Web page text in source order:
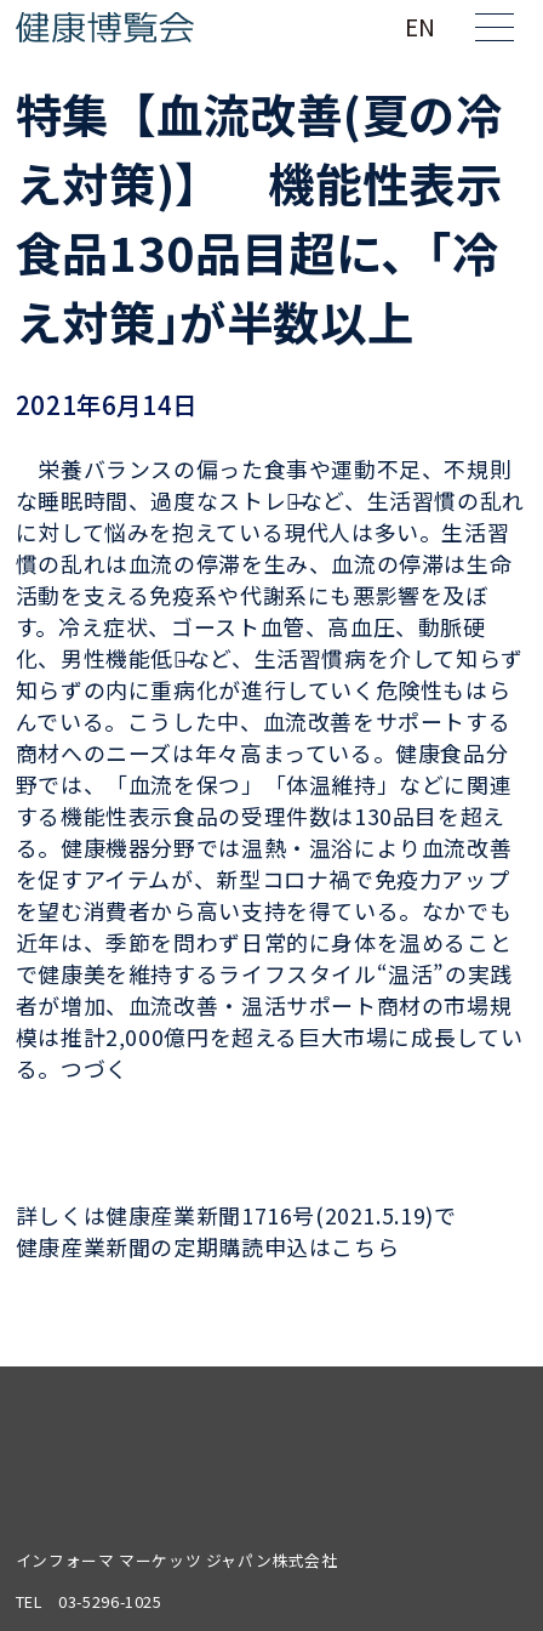
EN
特集【血流改善(夏の冷
え対策)】 機能性表示
食品130品目超に、｢冷
え対策｣が半数以上
2021年6月14日
栄養バランスの偏った食事や運動不足、不規則
な睡眠時間、過度なストレス̶̶など、生活習慣の乱れ
に対して悩みを抱えている現代人は多い。生活習
慣の乱れは血流の停滞を生み、血流の停滞は生命
活動を支える免疫系や代謝系にも悪影響を及ぼ
す。冷え症状、ゴースト血管、高血圧、動脈硬
化、男性機能低下̶̶など、生活習慣病を介して知らず
知らずの内に重病化が進行していく危険性もはら
んでいる。こうした中、血流改善をサポートする
商材へのニーズは年々高まっている。健康食品分
野では、「血流を保つ」「体温維持」などに関連
する機能性表示食品の受理件数は130品目を超え
る。健康機器分野では温熱・温浴により血流改善
を促すアイテムが、新型コロナ禍で免疫力アップ
を望む消費者から高い支持を得ている。なかでも
近年は、季節を問わず日常的に身体を温めること
で健康美を維持するライフスタイル“温活”の実践
者が増加、血流改善・温活サポート商材の市場規
模は推計2,000億円を超える巨大市場に成長してい
る。つづく
詳しくは健康産業新聞1716号(2021.5.19)で
健康産業新聞の定期購読申込はこちら
インフォーマ マーケッツ ジャパン株式会社
TEL03-5296-1025